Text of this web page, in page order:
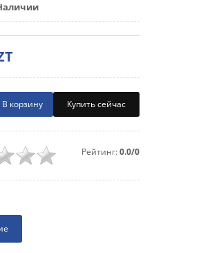
Купить сейчас
Рейтинг:0.0/0